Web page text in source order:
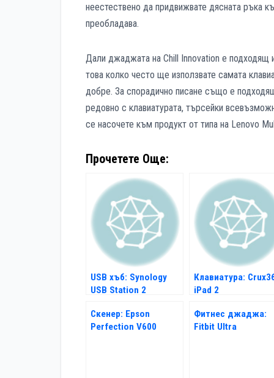
неестествено да придвижвате дясната ръка
преобладава.
Дали джаджата на Chill Innovation е подходящ
това колко често ще използвате самата
добре. За спорадично писане също е
редовно с клавиатурата, търсейки
се насочете към продукт от типа на Lenovo
Прочетете Още:
USB хъб: Synology
USB Station 2
Клавиатура:
iPad 2
Скенер: Epson
Perfection V600
Фитнес джаджа:
Fitbit Ultra